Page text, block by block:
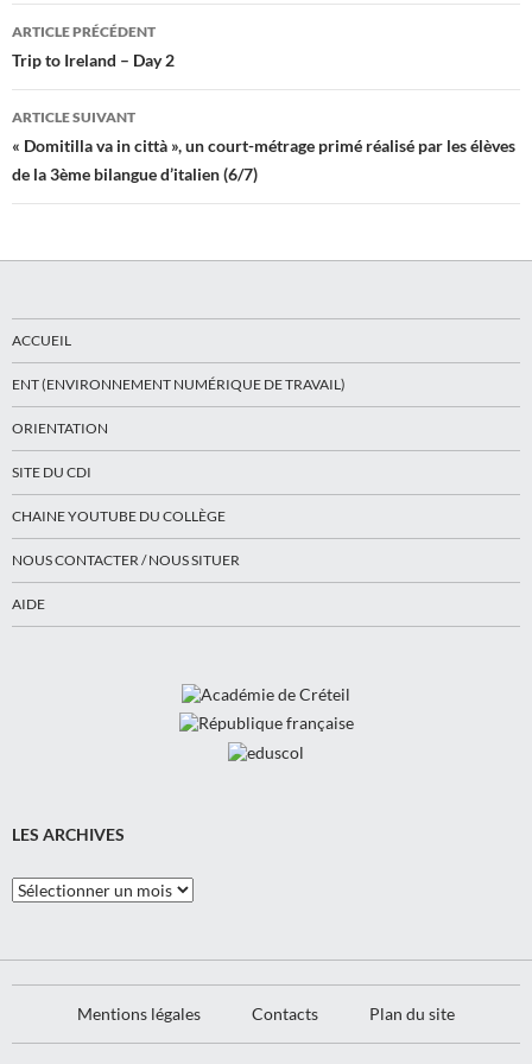
Navigation
des
articles
ARTICLE PRÉCÉDENT
Trip to Ireland – Day 2
ARTICLE SUIVANT
« Domitilla va in città », un court-métrage primé réalisé par les élèves
de la 3ème bilangue d’italien (6/7)
ACCUEIL
ENT (ENVIRONNEMENT NUMÉRIQUE DE TRAVAIL)
ORIENTATION
SITE DU CDI
CHAINE YOUTUBE DU COLLÈGE
NOUS CONTACTER / NOUS SITUER
AIDE
LES ARCHIVES
Les
Archives
Mentions légales Contacts Plan du site